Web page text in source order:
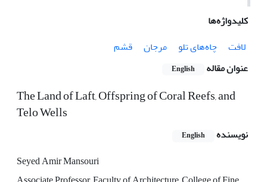
کلیدواژه‌ها
لافت
چاه‌های تلو مرجان
قشم
عنوان مقاله
English
The Land of Laft, Offspring of Coral Reefs, and
Telo Wells
نویسنده English
Seyed Amir Mansouri